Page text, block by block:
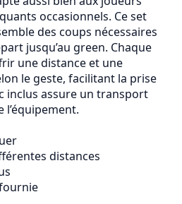
occasionnels. Ce set
des coups nécessaires
jusqu’au green. Chaque
une distance et une
le geste, facilitant la prise
inclus assure un transport
distances